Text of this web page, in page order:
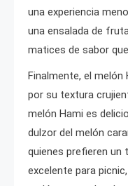
una experiencia
una ensalada de
matices de sabor
Finalmente, el melón
por su textura
melón Hami es
dulzor del melón
quienes prefieren un
excelente para